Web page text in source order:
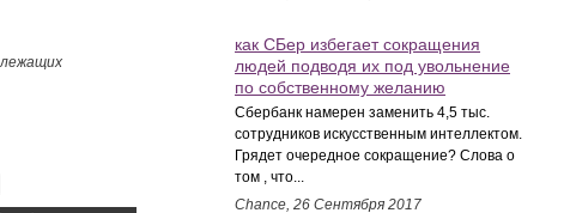
как СБер избегает сокращения
людей подводя их под увольнение
по собственному желанию
Сбербанк намерен заменить 4,5 тыс.
сотрудников искусственным интеллектом.
Грядет очередное сокращение? Слова о
том , что...
Chance, 26 Сентября 2017